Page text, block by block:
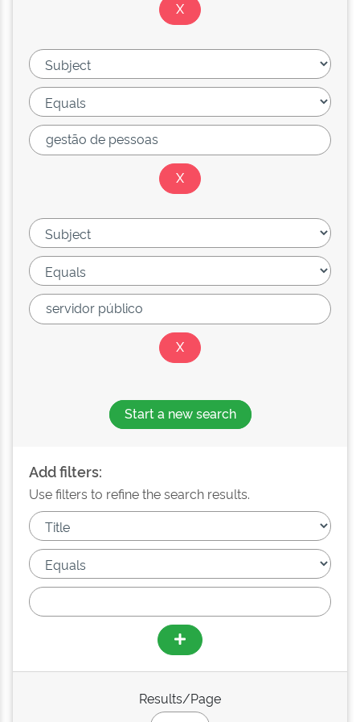
Start a new search
Add filters:
Use filters to refine the search results.
Results/Page